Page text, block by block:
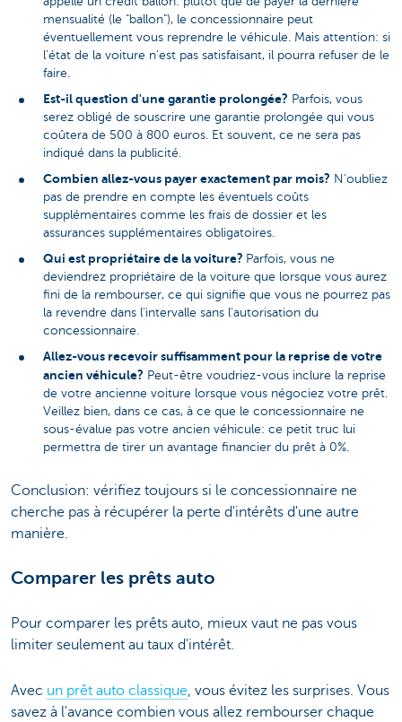
mensualité (le "ballon"), le concessionnaire peut
éventuellement vous reprendre le véhicule. Mais attention: si
l'état de la voiture n'est pas satisfaisant, il pourra refuser de le
faire.
Est-il question d'une garantie prolongée? Parfois, vous
serez obligé de souscrire une garantie prolongée qui vous
coûtera de 500 à 800 euros. Et souvent, ce ne sera pas
indiqué dans la publicité.
Combien allez-vous payer exactement par mois? N'oubliez
pas de prendre en compte les éventuels coûts
supplémentaires comme les frais de dossier et les
assurances supplémentaires obligatoires.
Qui est propriétaire de la voiture? Parfois, vous ne
deviendrez propriétaire de la voiture que lorsque vous aurez
fini de la rembourser, ce qui signifie que vous ne pourrez pas
la revendre dans l'intervalle sans l'autorisation du
concessionnaire.
Allez-vous recevoir suffisamment pour la reprise de votre
ancien véhicule? Peut-être voudriez-vous inclure la reprise
de votre ancienne voiture lorsque vous négociez votre prêt.
Veillez bien, dans ce cas, à ce que le concessionnaire ne
sous-évalue pas votre ancien véhicule: ce petit truc lui
permettra de tirer un avantage financier du prêt à 0%.
Conclusion: vérifiez toujours si le concessionnaire ne
cherche pas à récupérer la perte d'intérêts d'une autre
manière.
Comparer les prêts auto
Pour comparer les prêts auto, mieux vaut ne pas vous
limiter seulement au taux d'intérêt.
Avec un prêt auto classique, vous évitez les surprises. Vous
savez à l'avance combien vous allez rembourser chaque